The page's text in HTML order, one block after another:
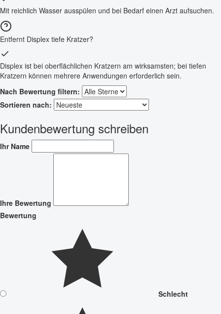
Mit reichlich Wasser ausspülen und bei Bedarf einen Arzt aufsuchen.
Entfernt Displex tiefe Kratzer?
Displex ist bei oberflächlichen Kratzern am wirksamsten; bei tiefen
Kratzern können mehrere Anwendungen erforderlich sein.
Nach Bewertung filtern:
Sortieren nach:
Kundenbewertung schreiben
Ihr Name
Ihre Bewertung
Bewertung
Schlecht